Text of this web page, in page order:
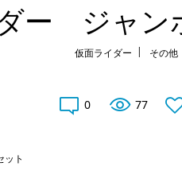
ー ジャン
仮面ライダー その他
0 77
ト